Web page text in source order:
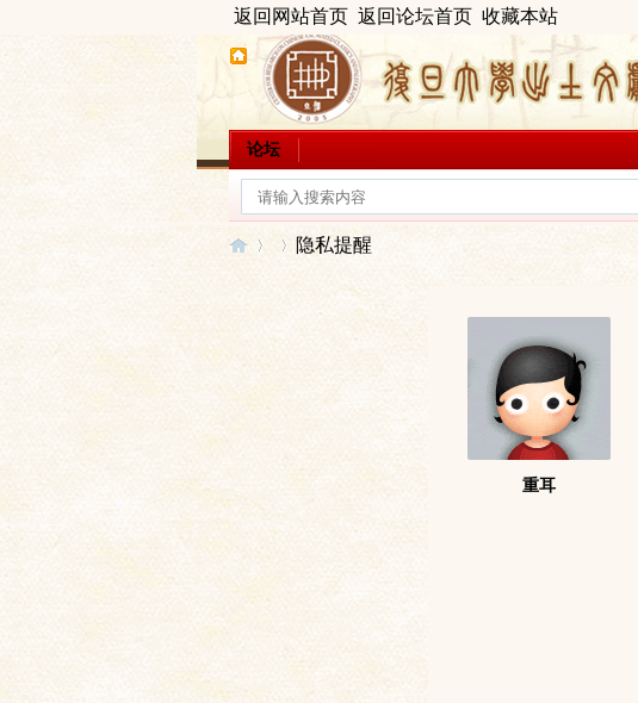
返回网站首页 返回论坛首页 收藏本站
论坛
土
›
隐私提醒
重耳